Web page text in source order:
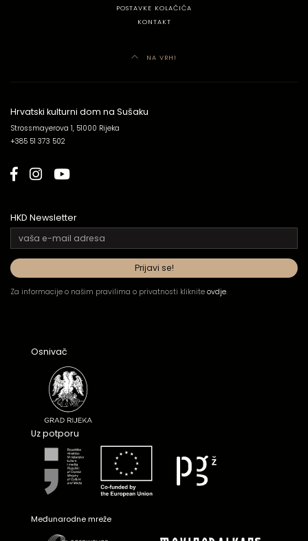
POSTAVKE KOLAČIĆA
KONTAKT
NA VRH!
Hrvatski kulturni dom na Sušaku
Strossmayerova 1, 51000 Rijeka
+385 51 373 502
HKD Newsletter
Za informacije o našim pravilima o privatnosti kliknite ovdje.
Osnivač
Uz potporu
Međunarodne mreže